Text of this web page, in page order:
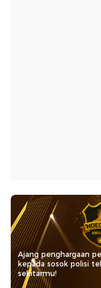
Ajang penghargaan
kepada sosok polisi
sekitarmu!